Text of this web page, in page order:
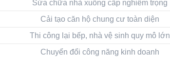
Sửa chữa nhà xuống cấp nghiêm trọng
Cải tạo căn hộ chung cư toàn diện
Thi công lại bếp, nhà vệ sinh quy mô lớn
Chuyển đổi công năng kinh doanh